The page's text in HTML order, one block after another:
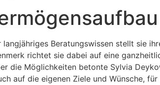
Beratungswissen stellt sie
richtet sie dabei auf eine
die Möglichkeiten betonte Sylvia
auf die eigenen Ziele und Wünsche,